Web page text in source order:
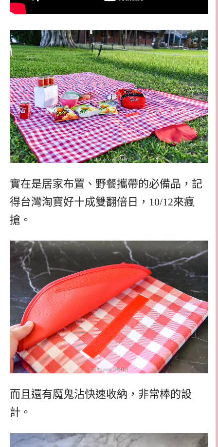
實在是居家布置、野餐攜帶的必備品，記
得台灣淘寶好十成雙翻倍日，10/12來瘋
搶。
而且還有魔鬼沾快速收納，非常棒的設
計。